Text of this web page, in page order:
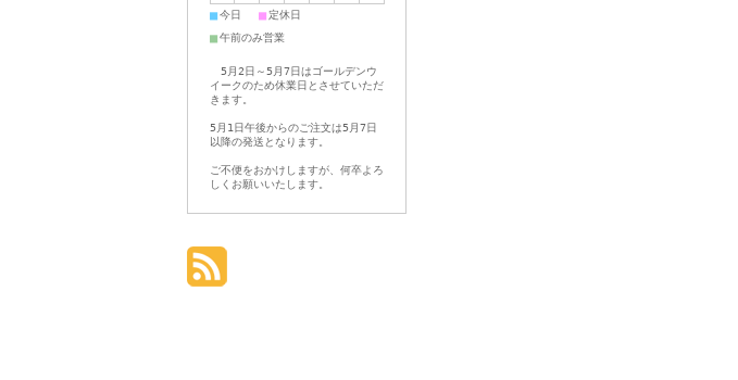
■今日 ■定休日
■午前のみ営業
5月2日～5月7日はゴールデンウ
イークのため休業日とさせていただ
きます。
5月1日午後からのご注文は5月7日
以降の発送となります。
ご不便をおかけしますが、何卒よろ
しくお願いいたします。